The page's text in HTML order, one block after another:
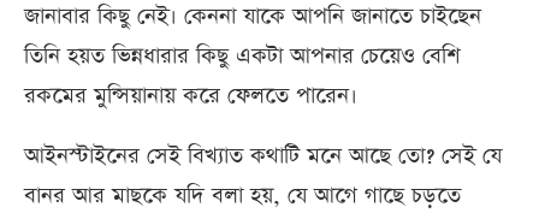
জানাবার কিছু নেই। কেননা যাকে আপনি জানাতে চাইছেন
তিনি হয়ত ভিন্নধারার কিছু একটা আপনার চেয়েও বেশি
রকমের মুন্সিয়ানায় করে ফেলতে পারেন।
আইনস্টাইনের সেই বিখ্যাত কথাটি মনে আছে তো? সেই যে
বানর আর মাছকে যদি বলা হয়, যে আগে গাছে চড়তে